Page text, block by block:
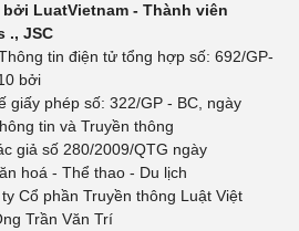
LuatVietnam - Thành viên
., JSC
tin điện tử tổng hợp số: 692/GP-
bởi
giấy phép số: 322/GP - BC, ngày
tin và Truyền thông
giả số 280/2009/QTG ngày
hoá - Thể thao - Du lịch
Cổ phần Truyền thông Luật Việt
Trần Văn Trí